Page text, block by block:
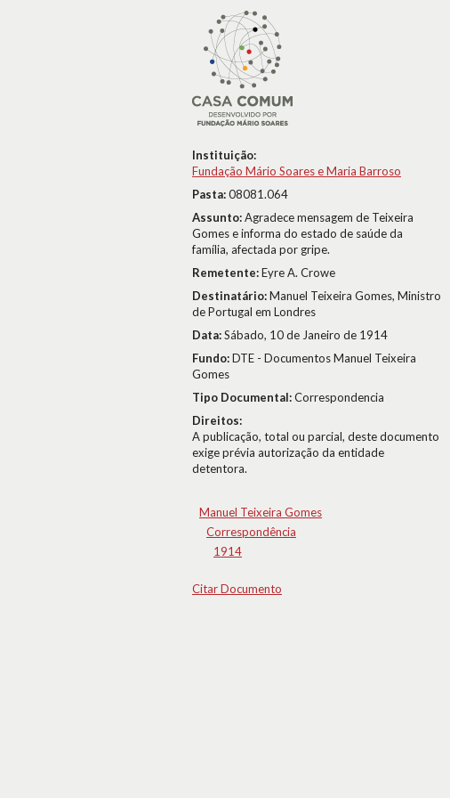
Instituição:
Fundação Mário Soares e Maria Barroso
Pasta:08081.064
Assunto:Agradece mensagem de Teixeira
Gomes e informa do estado de saúde da
família, afectada por gripe.
Remetente:Eyre A. Crowe
Destinatário:Manuel Teixeira Gomes, Ministro
de Portugal em Londres
Data:Sábado, 10 de Janeiro de 1914
Fundo:DTE - Documentos Manuel Teixeira
Gomes
Tipo Documental:Correspondencia
Direitos:
A publicação, total ou parcial, deste documento
exige prévia autorização da entidade
detentora.
Manuel Teixeira Gomes
Correspondência
1914
Citar Documento